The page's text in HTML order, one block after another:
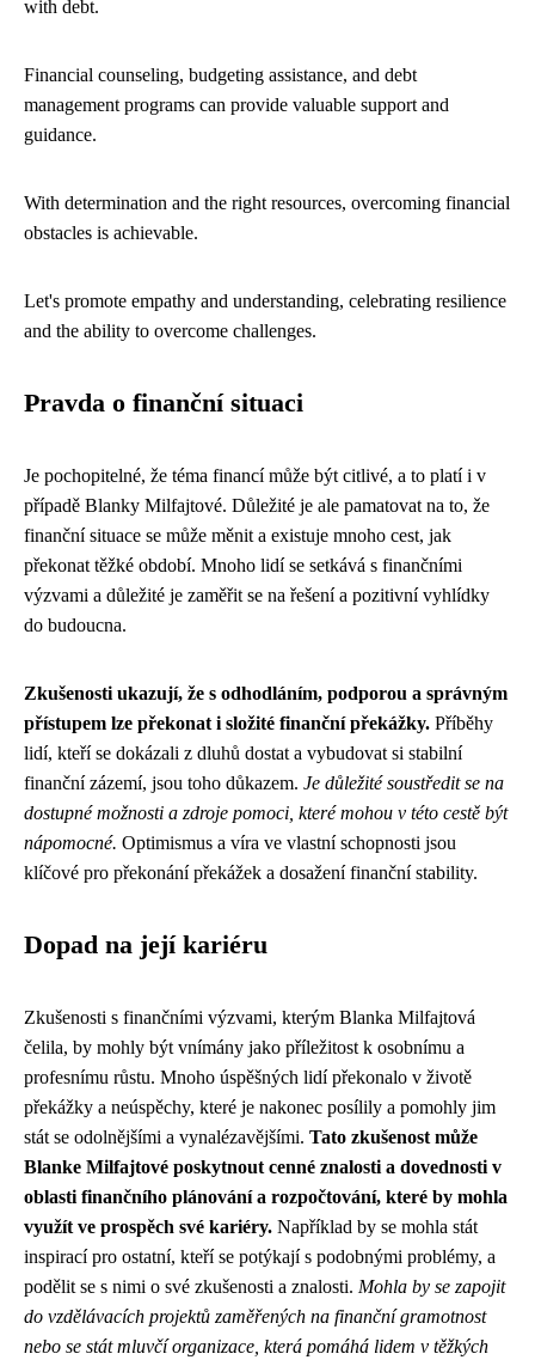
with debt.
Financial counseling, budgeting assistance, and debt
management programs can provide valuable support and
guidance.
With determination and the right resources, overcoming financial
obstacles is achievable.
Let's promote empathy and understanding, celebrating resilience
and the ability to overcome challenges.
Pravda o finanční situaci
Je pochopitelné, že téma financí může být citlivé, a to platí i v
případě Blanky Milfajtové. Důležité je ale pamatovat na to, že
finanční situace se může měnit a existuje mnoho cest, jak
překonat těžké období. Mnoho lidí se setkává s finančními
výzvami a důležité je zaměřit se na řešení a pozitivní vyhlídky
do budoucna.
Zkušenosti ukazují, že s odhodláním, podporou a správným
přístupem lze překonat i složité finanční překážky. Příběhy
lidí, kteří se dokázali z dluhů dostat a vybudovat si stabilní
finanční zázemí, jsou toho důkazem. Je důležité soustředit se na
dostupné možnosti a zdroje pomoci, které mohou v této cestě být
nápomocné. Optimismus a víra ve vlastní schopnosti jsou
klíčové pro překonání překážek a dosažení finanční stability.
Dopad na její kariéru
Zkušenosti s finančními výzvami, kterým Blanka Milfajtová
čelila, by mohly být vnímány jako příležitost k osobnímu a
profesnímu růstu. Mnoho úspěšných lidí překonalo v životě
překážky a neúspěchy, které je nakonec posílily a pomohly jim
stát se odolnějšími a vynalézavějšími. Tato zkušenost může
Blankе Milfajtové poskytnout cenné znalosti a dovednosti v
oblasti finančního plánování a rozpočtování, které by mohla
využít ve prospěch své kariéry. Například by se mohla stát
inspirací pro ostatní, kteří se potýkají s podobnými problémy, a
podělit se s nimi o své zkušenosti a znalosti. Mohla by se zapojit
do vzdělávacích projektů zaměřených na finanční gramotnost
nebo se stát mluvčí organizace, která pomáhá lidem v těžkých